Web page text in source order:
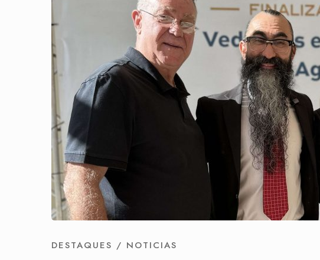
DESTAQUES / NOTICIAS